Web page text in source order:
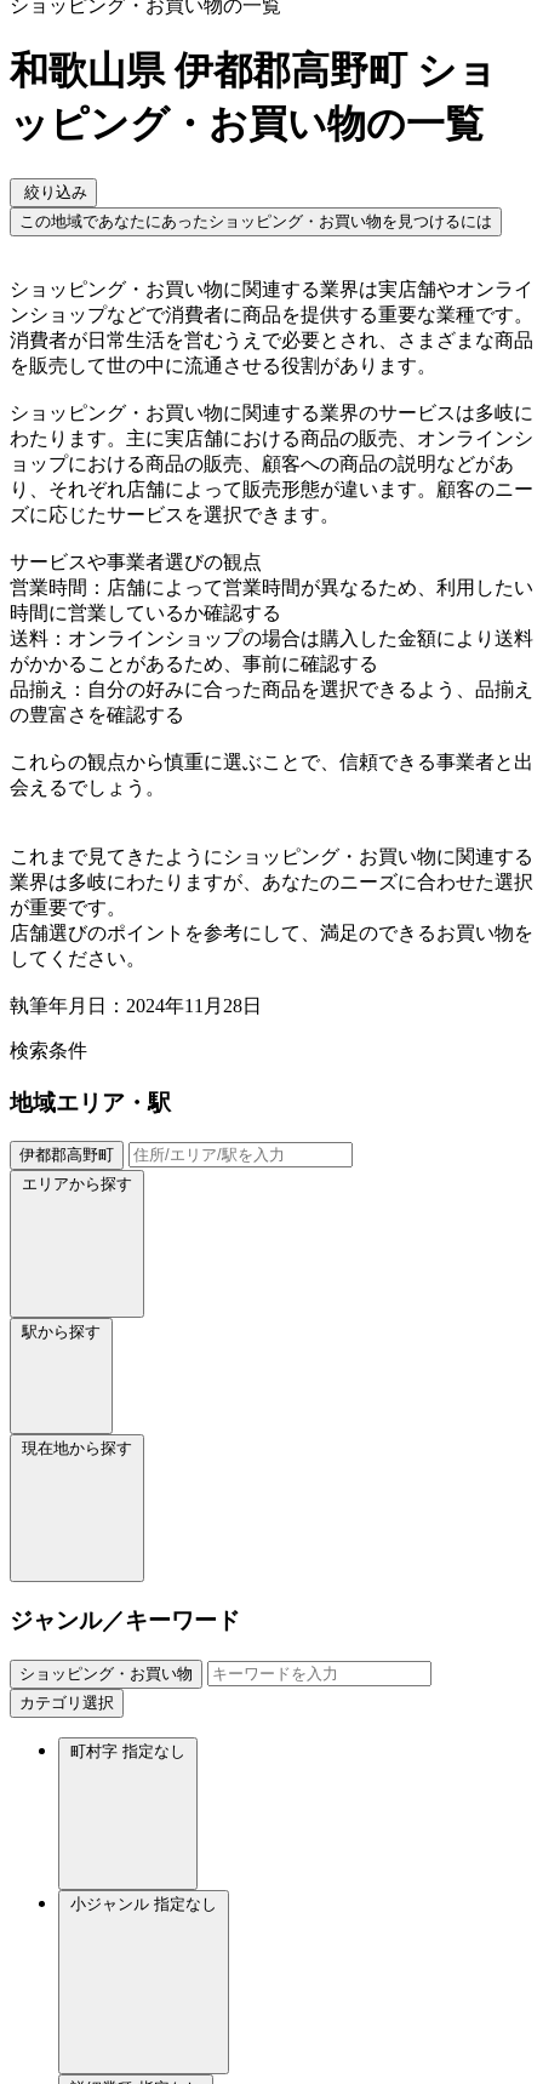
ショッピング・お買い物の一覧
和歌山県 伊都郡高野町 ショ
ッピング・お買い物の一覧
絞り込み
この地域であなたにあったショッピング・お買い物を見つけるには
ショッピング・お買い物に関連する業界は実店舗やオンライ
ンショップなどで消費者に商品を提供する重要な業種です。
消費者が日常生活を営むうえで必要とされ、さまざまな商品
を販売して世の中に流通させる役割があります。
ショッピング・お買い物に関連する業界のサービスは多岐に
わたります。主に実店舗における商品の販売、オンラインシ
ョップにおける商品の販売、顧客への商品の説明などがあ
り、それぞれ店舗によって販売形態が違います。顧客のニー
ズに応じたサービスを選択できます。
サービスや事業者選びの観点
営業時間：店舗によって営業時間が異なるため、利用したい
時間に営業しているか確認する
送料：オンラインショップの場合は購入した金額により送料
がかかることがあるため、事前に確認する
品揃え：自分の好みに合った商品を選択できるよう、品揃え
の豊富さを確認する
これらの観点から慎重に選ぶことで、信頼できる事業者と出
会えるでしょう。
これまで見てきたようにショッピング・お買い物に関連する
業界は多岐にわたりますが、あなたのニーズに合わせた選択
が重要です。
店舗選びのポイントを参考にして、満足のできるお買い物を
してください。
執筆年月日：2024年11月28日
検索条件
地域エリア・駅
伊都郡高野町
エリアから探す
駅から探す
現在地から探す
ジャンル／キーワード
ショッピング・お買い物
カテゴリ選択
町村字 指定なし
小ジャンル 指定なし